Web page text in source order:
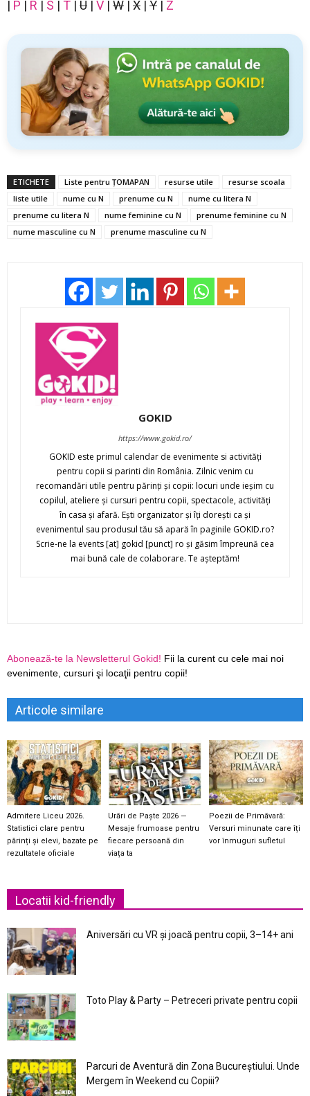
| P | R | S | T | U | V | W | X | Y | Z
ETICHETE Liste pentru ȚOMAPAN resurse utile
resurse scoala
liste utile
nume cu N prenume cu N
nume cu litera N
prenume cu litera N
nume feminine cu N
prenume feminine cu N
nume masculine cu N
prenume masculine cu N
GOKID
https://www.gokid.ro/
GOKID este primul calendar de evenimente si activităţi
pentru copii si parinti din România. Zilnic venim cu
recomandări utile pentru părinţi şi copii: locuri unde ieşim cu
copilul, ateliere şi cursuri pentru copii, spectacole, activităţi
în casa şi afară. Eşti organizator şi îţi doreşti ca şi
evenimentul sau produsul tău să apară în paginile GOKID.ro?
Scrie-ne la events [at] gokid [punct] ro şi găsim împreună cea
mai bună cale de colaborare. Te aşteptăm!
Abonează-te la Newsletterul Gokid! Fii la curent cu cele mai noi
evenimente, cursuri şi locaţii pentru copii!
Articole similare
Admitere Liceu 2026.
Statistici clare pentru
părinți și elevi, bazate pe
rezultatele oficiale
Urări de Paște 2026 —
Mesaje frumoase pentru
fiecare persoană din
viața ta
Poezii de Primăvară:
Versuri minunate care îți
vor înmuguri sufletul
Locatii kid-friendly
Aniversări cu VR și joacă pentru copii, 3–14+ ani
Toto Play & Party – Petreceri private pentru copii
Parcuri de Aventură din Zona Bucureştiului. Unde
Mergem în Weekend cu Copiii?